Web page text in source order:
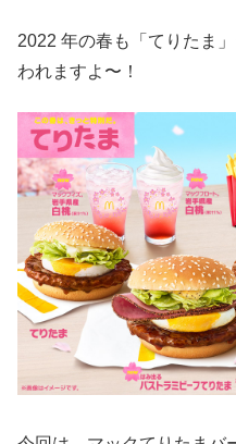
2022 年の春も「てりたま
われますよ〜！